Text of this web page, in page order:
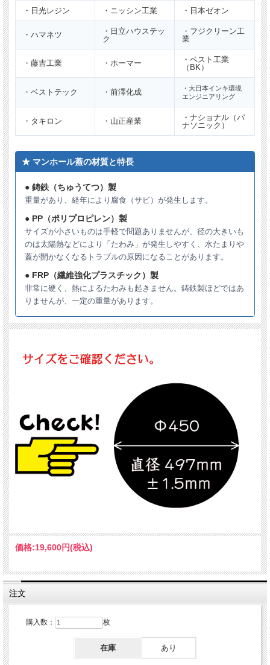
実寸
直径497mm（±1.5mm）
※必ず実寸をご確認ください。
安全荷重
【安全荷重とは】自動車1輪あたりの概略重量で
す。
ロック ロック付き
用途 ガレージ用（4ｔ車未満）
材質 FRP（繊維強化プラスチック）製
※複数枚ご注文の場合は納期がかかる場合がございます。
・日光レジン ・ニッシン工業 ・日本ゼオン
・ハマネツ
・日立ハウステッ
ク
・フジクリーン工
業
・藤吉工業 ・ホーマー
・ベスト工業
（BK）
・ベストテック ・前澤化成
・大日本インキ環境
エンジニアリング
・タキロン ・山正産業
・ナショナル（パ
ナソニック）
★ マンホール蓋の材質と特長
● 鋳鉄（ちゅうてつ）製
重量があり、経年により腐食（サビ）が発生します。
● PP（ポリプロピレン）製
サイズが小さいものは手軽で問題ありませんが、径の大きいも
のは太陽熱などにより「たわみ」が発生しやすく、水たまりや
蓋が開かなくなるトラブルの原因になることがあります。
● FRP（繊維強化プラスチック）製
非常に硬く、熱によるたわみも起きません。鋳鉄製ほどではあ
りませんが、一定の重量があります。
価格:19,600円(税込)
注文
購入数： 枚
在庫 あり